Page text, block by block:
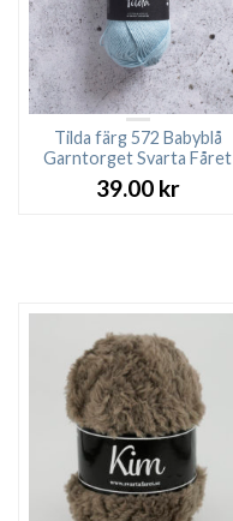
Tilda färg 572 Babyblå
Garntorget Svarta Fåret
39.00 kr